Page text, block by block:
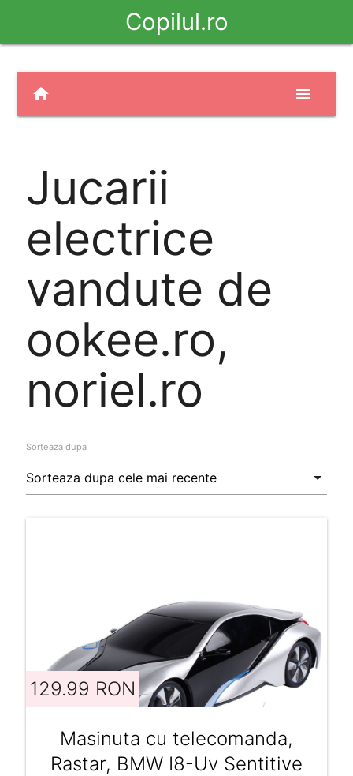
Copilul.ro
home menu
Jucarii
electrice
vandute de
ookee.ro,
noriel.ro
Sorteaza dupa
129.99 RON
Masinuta cu telecomanda,
Rastar, BMW I8-Uv Sentitive